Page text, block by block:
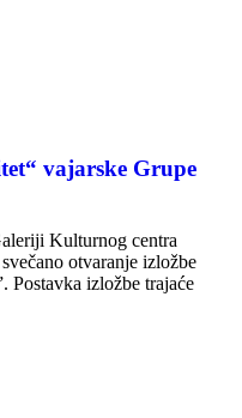
vajarske Grupe
Kulturnog centra
otvaranje izložbe
Postavka izložbe trajaće